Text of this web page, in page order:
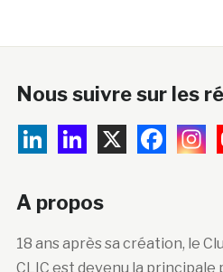
Nous suivre sur les
A propos
18 ans après sa création, le
CLIC est devenu la